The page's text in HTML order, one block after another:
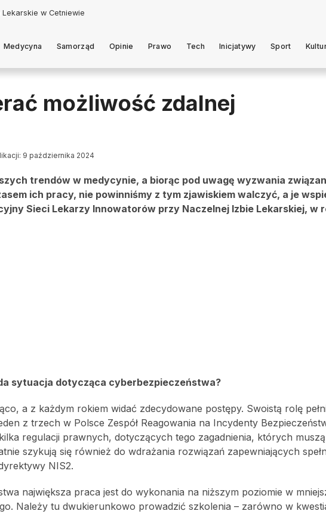
za króliczkiem
Medycyna Samorząd Opinie Prawo Tech Inicjatywy Sport
możliwość zdalnej
9 października 2024
trendów w medycynie, a biorąc pod uwagę wyzwania
ich pracy, nie powinniśmy z tym zjawiskiem walczyć, a je
Sieci Lekarzy Innowatorów przy Naczelnej Izbie Lekarskiej, w
sytuacja dotycząca cyberbezpieczeństwa?
a z każdym rokiem widać zdecydowane postępy. Swoistą rolę
z trzech w Polsce Zespół Reagowania na Incydenty
regulacji prawnych, dotyczących tego zagadnienia, których muszą
szykują się również do wdrażania rozwiązań zapewniających
NIS2.
największa praca jest do wykonania na niższym poziomie w
Należy tu dwukierunkowo prowadzić szkolenia – zarówno w